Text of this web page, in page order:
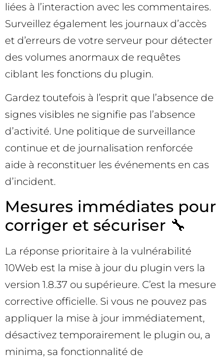
liées à l’interaction avec les commentaires.
Surveillez également les journaux d’accès
et d’erreurs de votre serveur pour détecter
des volumes anormaux de requêtes
ciblant les fonctions du plugin.
Gardez toutefois à l’esprit que l’absence de
signes visibles ne signifie pas l’absence
d’activité. Une politique de surveillance
continue et de journalisation renforcée
aide à reconstituer les événements en cas
d’incident.
Mesures immédiates pour
corriger et sécuriser 🔧
La réponse prioritaire à la vulnérabilité
10Web est la mise à jour du plugin vers la
version 1.8.37 ou supérieure. C’est la mesure
corrective officielle. Si vous ne pouvez pas
appliquer la mise à jour immédiatement,
désactivez temporairement le plugin ou, a
minima, sa fonctionnalité de